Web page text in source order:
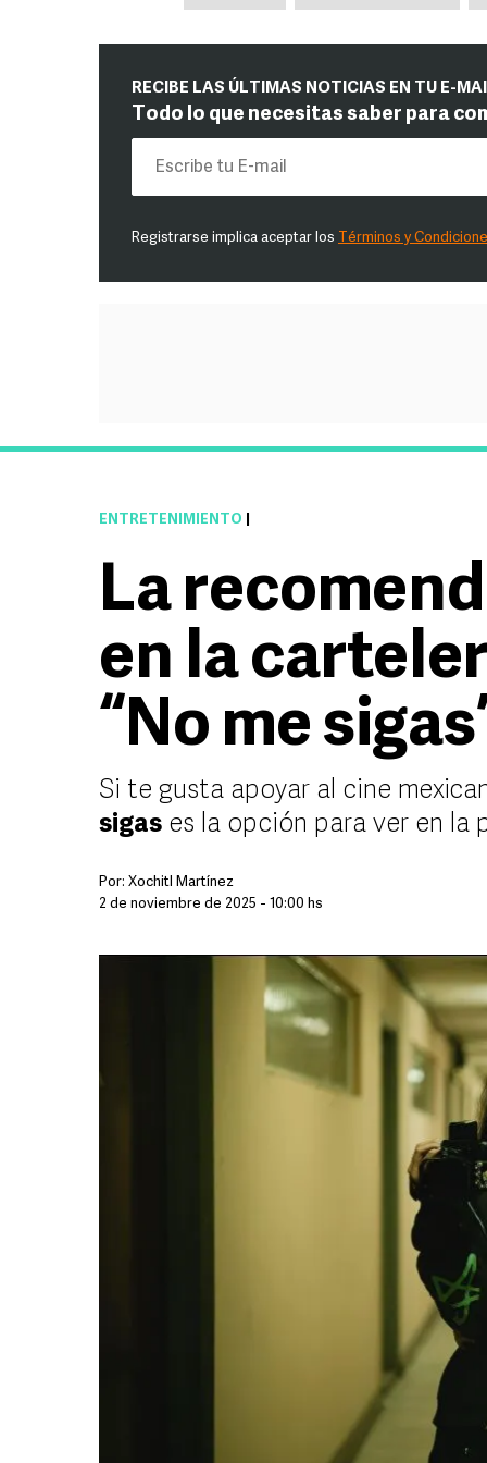
RECIBE LAS ÚLTIMAS NOTICIAS EN TU E-
Todo lo que necesitas saber para
Registrarse implica aceptar los Términos y
ENTRETENIMIENTO
La
en la
“No me
Si te gusta apoyar al cine
sigas es la opción para ver en la
Por: Xochitl Martínez
2 de noviembre de 2025 - 10:00 hs